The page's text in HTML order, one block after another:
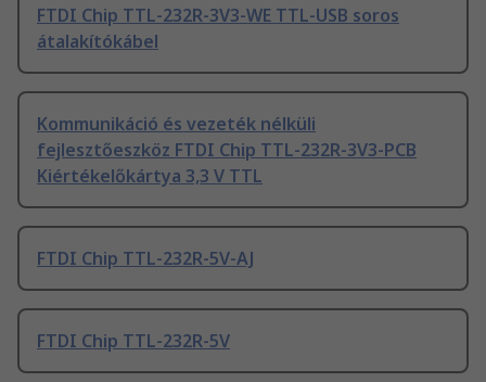
FTDI Chip TTL-232R-3V3-WE TTL-USB soros
átalakítókábel
Kommunikáció és vezeték nélküli
fejlesztőeszköz FTDI Chip TTL-232R-3V3-PCB
Kiértékelőkártya 3,3 V TTL
FTDI Chip TTL-232R-5V-AJ
FTDI Chip TTL-232R-5V